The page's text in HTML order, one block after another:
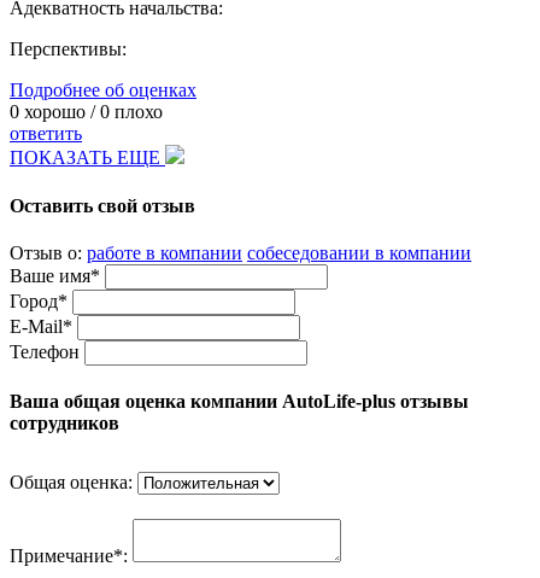
Адекватность начальства:
Перспективы:
Подробнее об оценках
0 хорошо /0 плохо
ответить
ПОКАЗАТЬ ЕЩЕ
Оставить свой отзыв
Отзыв о: работе в компании собеседовании в компании
Ваше имя*
Город*
E-Mail*
Телефон
Ваша общая оценка компании AutoLife-plus отзывы
сотрудников
Общая оценка:
Примечание*: